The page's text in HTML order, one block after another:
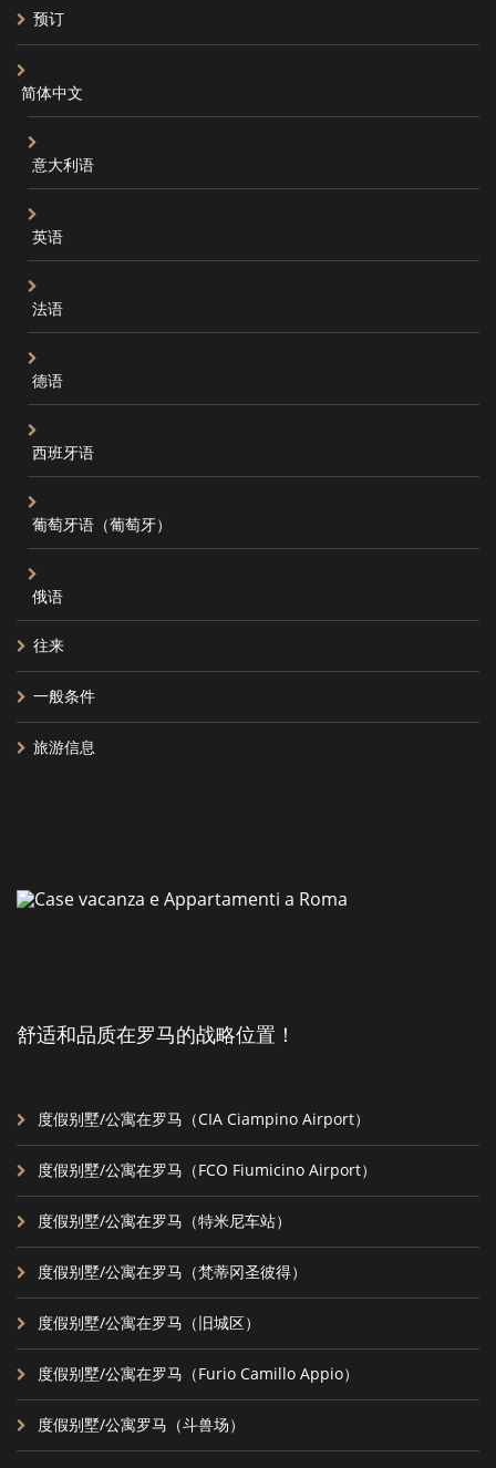
预订
简体中文
意大利语
英语
法语
德语
西班牙语
葡萄牙语（葡萄牙）
俄语
往来
一般条件
旅游信息
舒适和品质在罗马的战略位置！
度假别墅/公寓在罗马（CIA Ciampino Airport）
度假别墅/公寓在罗马（FCO Fiumicino Airport）
度假别墅/公寓在罗马（特米尼车站）
度假别墅/公寓在罗马（梵蒂冈圣彼得）
度假别墅/公寓在罗马（旧城区）
度假别墅/公寓在罗马（Furio Camillo Appio）
度假别墅/公寓罗马（斗兽场）